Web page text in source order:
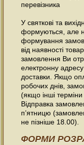
перевізника
У святкові та
формуються, але
формування
від наявності
замовлення Ви
електронну
доставки. Якщо
робочих днів,
(якщо інші
Відправка
п’ятницю
не пізніше 18.00).
ФОРМИ